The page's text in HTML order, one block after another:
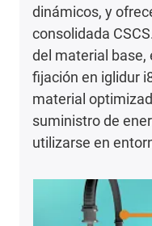
dinámicos, y
consolidada
del material base,
fijación en iglidur
material
suministro de
utilizarse en